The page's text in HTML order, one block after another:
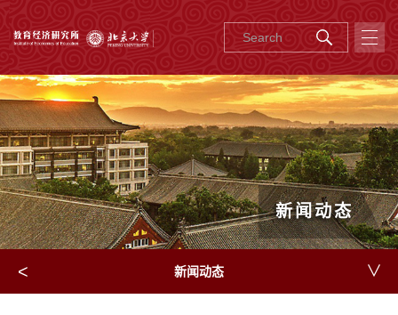
新闻动态
< 新闻动态 ∨